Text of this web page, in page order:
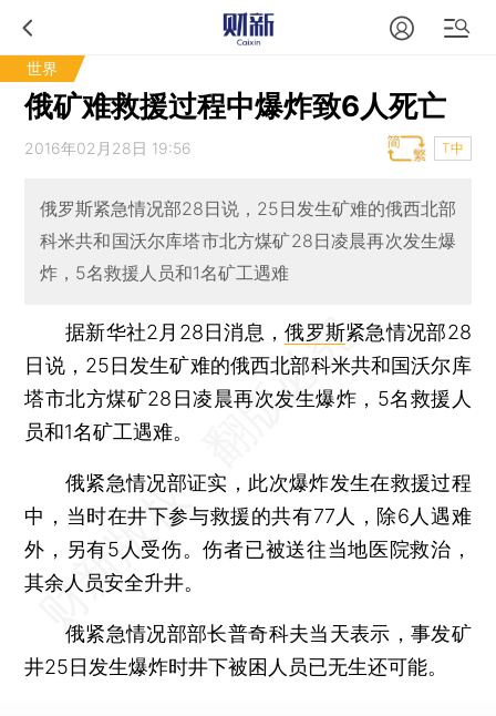
世界
俄矿难救援过程中爆炸致6人死亡
2016年02月28日 19:56 T中
俄罗斯紧急情况部28日说，25日发生矿难的俄西北部
科米共和国沃尔库塔市北方煤矿28日凌晨再次发生爆
炸，5名救援人员和1名矿工遇难
据新华社2月28日消息，俄罗斯紧急情况部28
日说，25日发生矿难的俄西北部科米共和国沃尔库
塔市北方煤矿28日凌晨再次发生爆炸，5名救援人
员和1名矿工遇难。
俄紧急情况部证实，此次爆炸发生在救援过程
中，当时在井下参与救援的共有77人，除6人遇难
外，另有5人受伤。伤者已被送往当地医院救治，
其余人员安全升井。
俄紧急情况部部长普奇科夫当天表示，事发矿
井25日发生爆炸时井下被困人员已无生还可能。